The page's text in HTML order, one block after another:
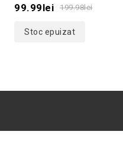
of 199.98lei
99.99lei
Stoc epuizat